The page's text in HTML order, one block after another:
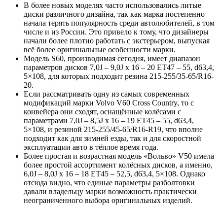
В более новых моделях часто использовались литые
диски различного дизайна, так как марка постепенно
начала терять популярность среди автолюбителей, в том
числе и из России. Это привело к тому, что дизайнеры
начали более плотно работать с экстерьером, выпуская
всё более оригинальные особенности марки.
Модель S60, производимая сегодня, имеет диапазон
параметров дисков 7,0J – 9,0J x 16 – 20 ET47 – 55, d63,4,
5×108, для которых подходит резина 215-255/35-65/R16-
20.
Если рассматривать одну из самых современных
модификаций марки Volvo V60 Cross Country, то с
конвейера они сходят, оснащённые колёсами с
параметрами 7,0J – 8,5J x 16 – 19 ET45 – 55, d63,4,
5×108, и резиной 215-255/45-65/R16-R19, что вполне
подходит как для зимней езды, так и для скоростной
эксплуатации авто в тёплое время года.
Более простая и возрастная модель «Вольво» V50 имела
более простой ассортимент колёсных дисков, а именно,
6,0J – 8,0J x 16 – 18 ET45 – 52,5, d63,4, 5×108. Однако
отсюда видно, что единые параметры разболтовки
давали владельцу марки возможность практически
неограниченного выбора оригинальных изделий.